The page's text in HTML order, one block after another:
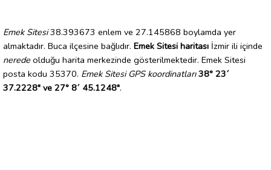
Emek Sitesi38.393673 enlem ve 27.145868 boylamda yer
almaktadır. Buca ilçesine bağlıdır. Emek Sitesi haritası İzmir ili içinde
nerede olduğu harita merkezinde gösterilmektedir. Emek Sitesi
posta kodu 35370. Emek Sitesi GPS koordinatları 38° 23´
37.2228" ve 27° 8´ 45.1248".